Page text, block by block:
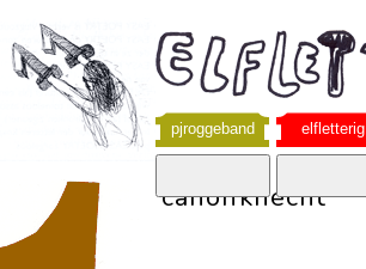
pjroggeband elfletterig
canonknecht